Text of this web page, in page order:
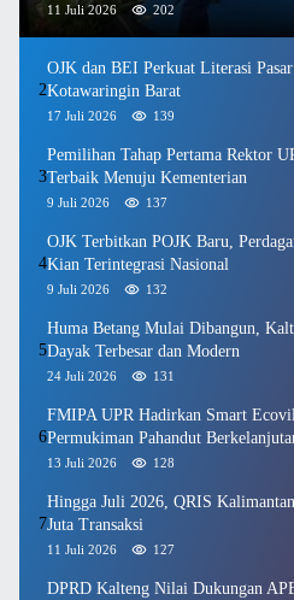
11 Juli 2026 202
2
OJK dan BEI Perkuat Literasi
Kotawaringin Barat
17 Juli 2026 139
3
Pemilihan Tahap Pertama Rektor
Terbaik Menuju Kementerian
9 Juli 2026 137
4
OJK Terbitkan POJK Baru,
Kian Terintegrasi Nasional
9 Juli 2026 132
5
Huma Betang Mulai Dibangun,
Dayak Terbesar dan Modern
24 Juli 2026 131
6
FMIPA UPR Hadirkan Smart
Permukiman Pahandut
13 Juli 2026 128
7
Hingga Juli 2026, QRIS
Juta Transaksi
11 Juli 2026 127
DPRD Kalteng Nilai Dukungan